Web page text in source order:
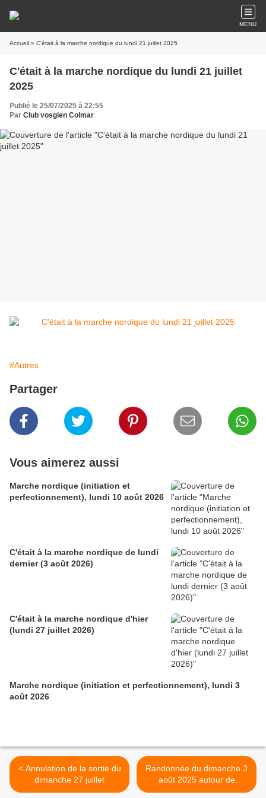
MENU
Accueil » C'était à la marche nordique du lundi 21 juillet 2025
C'était à la marche nordique du lundi 21 juillet
2025
Publié le 25/07/2025 à 22:55
Par Club vosgien Colmar
#Autres
Partager
Vous aimerez aussi
Marche nordique (initiation et
perfectionnement), lundi 10 août 2026
C'était à la marche nordique de lundi
dernier (3 août 2026)
C'était à la marche nordique d'hier
(lundi 27 juillet 2026)
Marche nordique (initiation et perfectionnement), lundi 3
août 2026
< Annulation de la sortie du
dimanche 27 juillet
Randonnée du dimanche 3
août 2025 autour de
Wasserbourg >